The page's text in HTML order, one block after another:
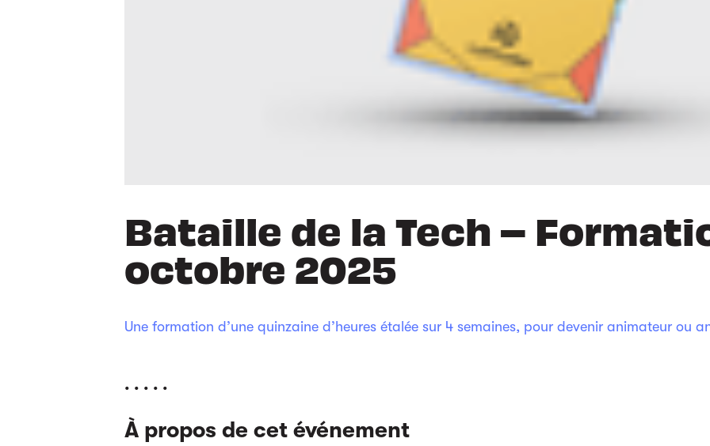
Bataille de la Tech –
octobre 2025
Une formation d’une quinzaine d’heures étalée sur 4 semaines, pour devenir animateur ou
. . . . .
À propos de cet événement